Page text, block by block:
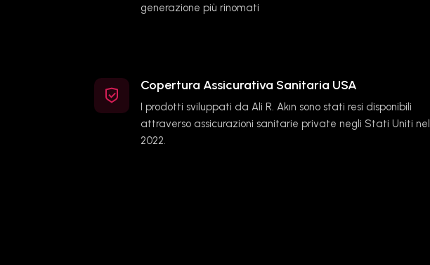
generazione più rinomati
Copertura Assicurativa Sanitaria USA
I prodotti sviluppati da Ali R. Akın sono stati resi disponibili
attraverso assicurazioni sanitarie private negli Stati Uniti nel
2022.